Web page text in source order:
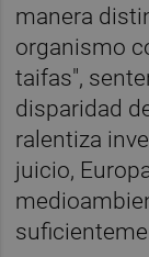
manera
organismo
taifas",
disparidad
ralentiza
juicio,